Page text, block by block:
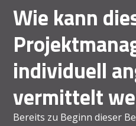
Wie kann
individuell
vermittelt
Bereits zu Beginn dieser